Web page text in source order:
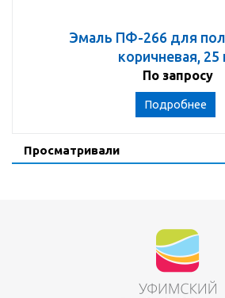
Эмаль ПФ-266 для
коричневая, 25
По запросу
Подробнее
Просматривали